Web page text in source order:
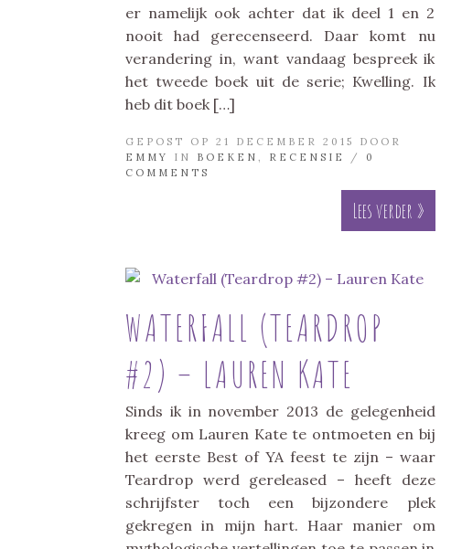
er namelijk ook achter dat ik deel 1 en 2
nooit had gerecenseerd. Daar komt nu
verandering in, want vandaag bespreek ik
het tweede boek uit de serie; Kwelling. Ik
heb dit boek […]
GEPOST OP 21 DECEMBER 2015 DOOR
EMMY
IN BOEKEN , RECENSIE / 0
COMMENTS
Lees verder »
WATERFALL (TEARDROP
#2) – LAUREN KATE
Sinds ik in november 2013 de gelegenheid
kreeg om Lauren Kate te ontmoeten en bij
het eerste Best of YA feest te zijn – waar
Teardrop werd gereleased – heeft deze
schrijfster toch een bijzondere plek
gekregen in mijn hart. Haar manier om